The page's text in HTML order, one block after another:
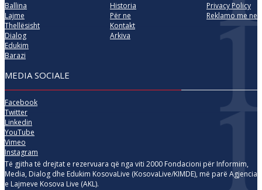
Ballina
Lajme
Thellësisht
Dialog
Edukim
Barazi
Historia
Për ne
Kontakt
Arkiva
Privacy Policy
Reklamo me ne
MEDIA SOCIALE
Facebook
Twitter
Linkedin
YouTube
Vimeo
Instagram
Të gjitha të drejtat e rezervuara që nga viti 2000 Fondacioni për Informim,
Media, Dialog dhe Edukim KosovaLive (KosovaLive/KIMDE), më parë Agjencia
e Lajmeve Kosova Live (AKL).